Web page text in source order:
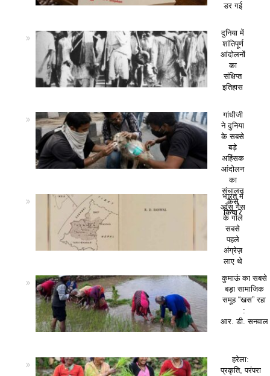
डर गई
दुनिया में
शांतिपूर्ण
आंदोलनों
का
संक्षिप्त
इतिहास
गांधीजी
ने दुनिया
के सबसे
बड़े
अहिंसक
आंदोलन
का
संचालन
कैसे
किया?
भारत में
आँसू गैस
के गोले
सबसे
पहले
अंग्रेज़
लाए थे
कुमाऊं का सबसे
बड़ा सामाजिक
समूह “खस” रहा
:
आर. डी. सनवाल
हरेला:
प्रकृति, परंपरा